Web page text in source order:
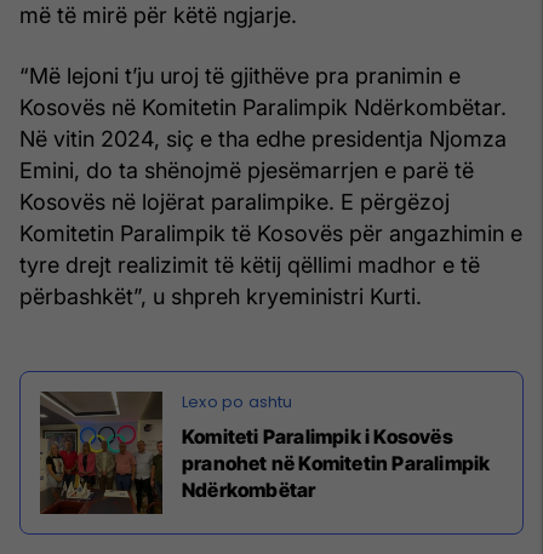
më të mirë për këtë ngjarje.
“Më lejoni t’ju uroj të gjithëve pra pranimin e
Kosovës në Komitetin Paralimpik Ndërkombëtar.
Në vitin 2024, siç e tha edhe presidentja Njomza
Emini, do ta shënojmë pjesëmarrjen e parë të
Kosovës në lojërat paralimpike. E përgëzoj
Komitetin Paralimpik të Kosovës për angazhimin e
tyre drejt realizimit të këtij qëllimi madhor e të
përbashkët”, u shpreh kryeministri Kurti.
Komiteti Paralimpik i Kosovës
pranohet në Komitetin Paralimpik
Ndërkombëtar